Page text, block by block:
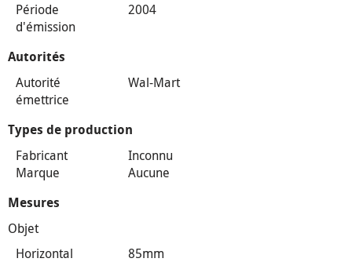
Période
d'émission
2004
Autorités
Autorité
émettrice
Wal-Mart
Types de production
Fabricant
Inconnu
Marque
Aucune
Mesures
Objet
Horizontal
85mm